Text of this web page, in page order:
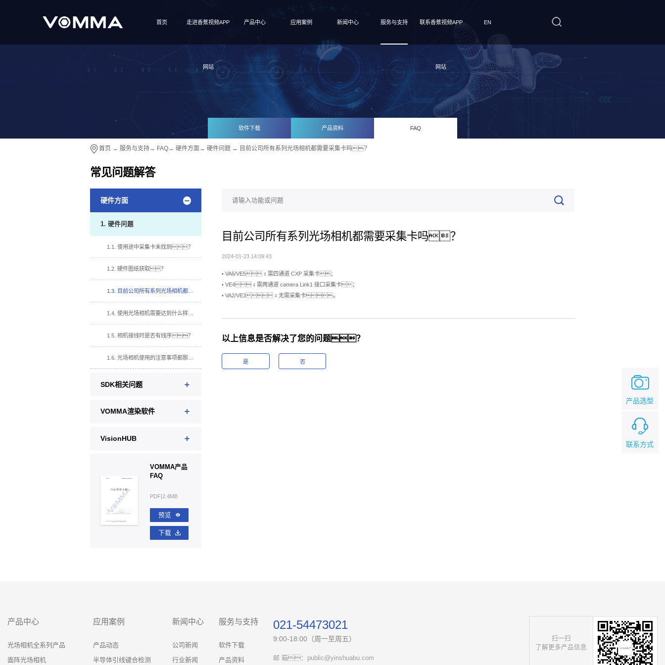
首页 走进香蕉视频APP
网站
产品中心 应用案例 新闻中心 服务与支持 联系香蕉视频APP
网站
EN
软件下载 产品资料 FAQ
首页 → 服务与支持→ FAQ→ 硬件方面 → 硬件问题 → 目前公司所有系列光场相机都需要采集卡吗？
常见问题解答
硬件方面
1. 硬件问题
1.1. 使用途中采集卡未找到？
1.2. 硬件图纸获取？
1.3. 目前公司所有系列光场相机都需要采集卡吗？
1.4. 使用光场相机需要达到什么样的配置？
1.5. 相机接线时是否有线序？
1.6. 光场相机使用的注意事项都那些？
SDK相关问题
VOMMA渲染软件
VisionHUB
VOMMA产品
FAQ
PDF|2.4MB
预览
下载
目前公司所有系列光场相机都需要采集卡吗？
2024-01-23 14:09:43
• VA6/VE5：需四通道 CXP 采集卡；
• VE4：需两通道 camera Link1 接口采集卡；
• VA2/VE3：无需采集卡。
以上信息是否解决了您的问题？
是 否
产品中心
光场相机全系列产品
面阵光场相机
应用案例
产品动态
半导体引线键合检测
新闻中心
公司新闻
行业新闻
服务与支持
软件下载
产品资料
021-54473021
9:00-18:00（周一至周五）
邮 箱：public@yinshuabu.com
扫一扫
了解更多产品信息
联系方式
产品选型